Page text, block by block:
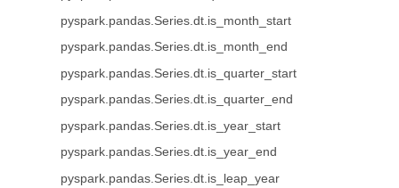
pyspark.pandas.Series.dt.is_month_start
pyspark.pandas.Series.dt.is_month_end
pyspark.pandas.Series.dt.is_quarter_start
pyspark.pandas.Series.dt.is_quarter_end
pyspark.pandas.Series.dt.is_year_start
pyspark.pandas.Series.dt.is_year_end
pyspark.pandas.Series.dt.is_leap_year